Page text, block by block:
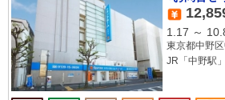
1.17 ～
東京都中野
JR「中野駅